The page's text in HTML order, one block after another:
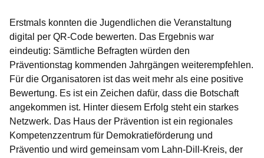
Erstmals konnten die Jugendlichen die Veranstaltung
digital per QR-Code bewerten. Das Ergebnis war
eindeutig: Sämtliche Befragten würden den
Präventionstag kommenden Jahrgängen weiterempfehlen.
Für die Organisatoren ist das weit mehr als eine positive
Bewertung. Es ist ein Zeichen dafür, dass die Botschaft
angekommen ist. Hinter diesem Erfolg steht ein starkes
Netzwerk. Das Haus der Prävention ist ein regionales
Kompetenzzentrum für Demokratieförderung und
Präventio und wird gemeinsam vom Lahn-Dill-Kreis, der